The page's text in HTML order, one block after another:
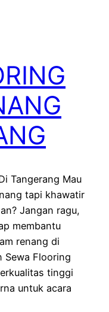
Tangerang Mau
tapi khawatir
Jangan ragu,
membantu
renang di
Sewa Flooring
tinggi
untuk acara